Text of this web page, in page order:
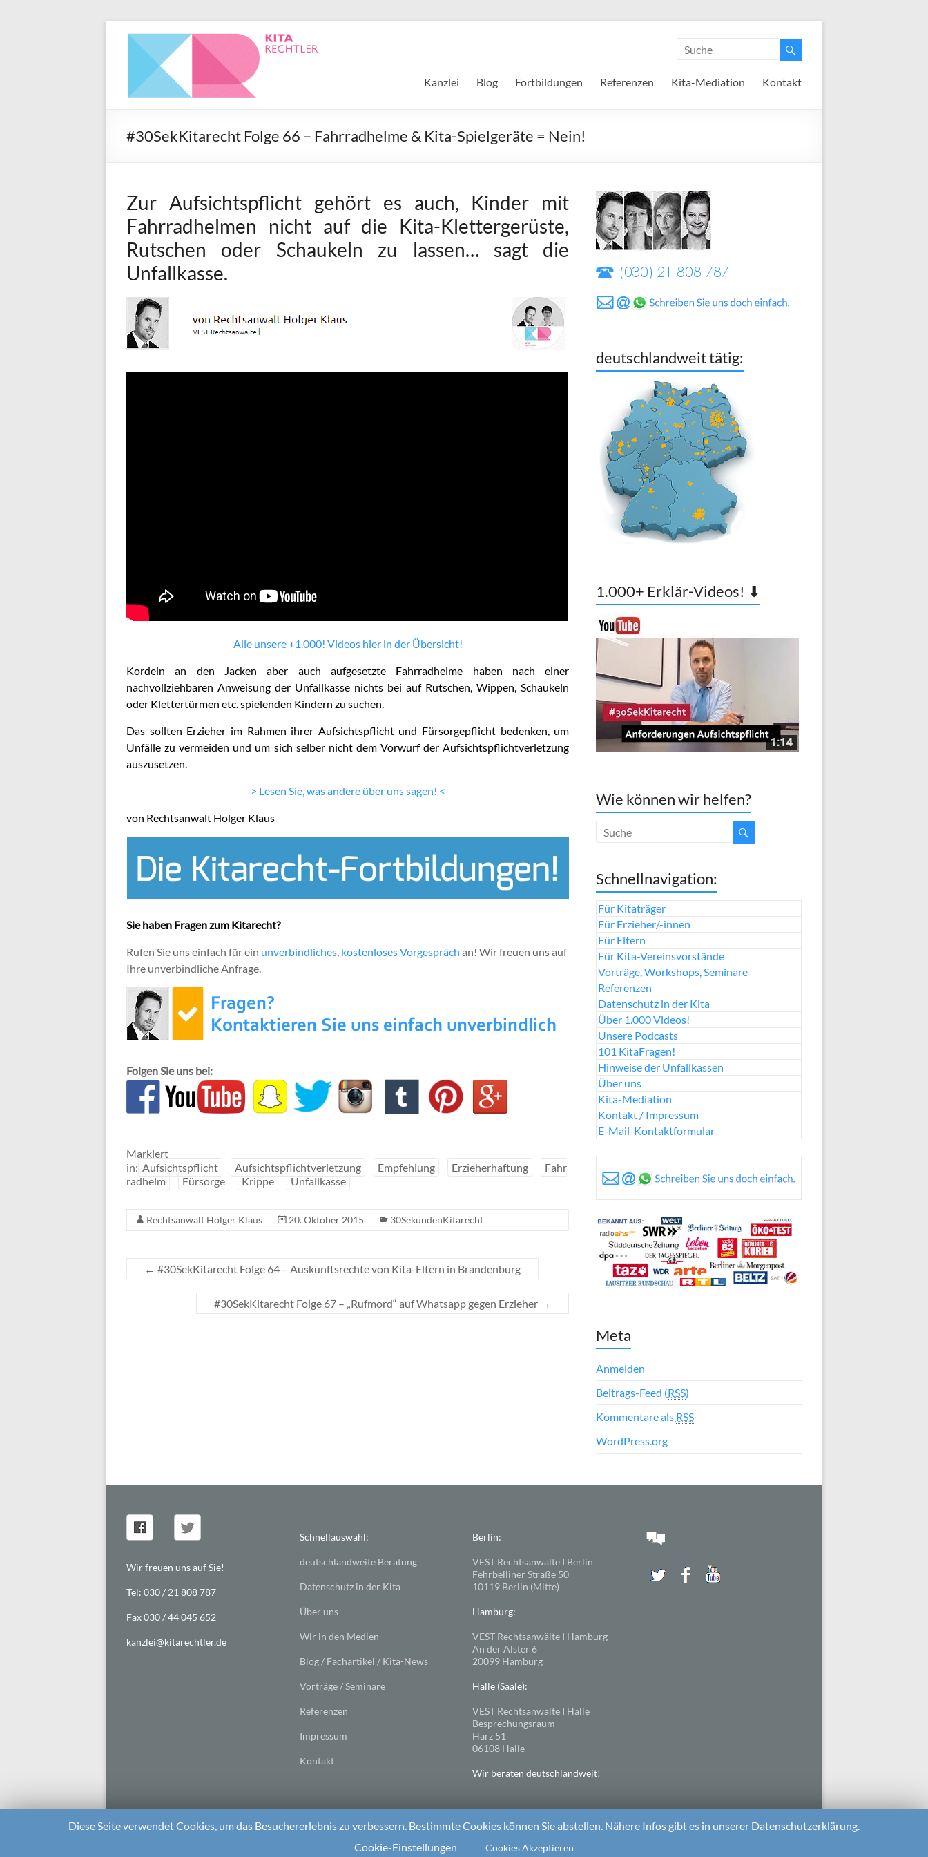
Kanzlei Blog Fortbildungen Referenzen Kita-Mediation Kontakt
#30SekKitarecht Folge 66 – Fahrradhelme & Kita-Spielgeräte = Nein!
Zur Aufsichtspflicht gehört es auch, Kinder mit
Fahrradhelmen nicht auf die Kita-Klettergerüste,
Rutschen oder Schaukeln zu lassen… sagt die
Unfallkasse.
Alle unsere +1.000! Videos hier in der Übersicht!
Kordeln an den Jacken aber auch aufgesetzte Fahrradhelme haben nach einer
nachvollziehbaren Anweisung der Unfallkasse nichts bei auf Rutschen, Wippen, Schaukeln
oder Klettertürmen etc. spielenden Kindern zu suchen.
Das sollten Erzieher im Rahmen ihrer Aufsichtspflicht und Fürsorgepflicht bedenken, um
Unfälle zu vermeiden und um sich selber nicht dem Vorwurf der Aufsichtspflichtverletzung
auszusetzen.
> Lesen Sie, was andere über uns sagen! <
von Rechtsanwalt Holger Klaus
Sie haben Fragen zum Kitarecht?
Rufen Sie uns einfach für ein unverbindliches, kostenloses Vorgespräch an! Wir freuen uns auf
Ihre unverbindliche Anfrage.
Folgen Sie uns bei:
Markiert
in: Aufsichtspflicht Aufsichtspflichtverletzung Empfehlung Erzieherhaftung
Fahr
radhelm
Fürsorge Krippe Unfallkasse
Rechtsanwalt Holger Klaus 20. Oktober 2015 30SekundenKitarecht
← #30SekKitarecht Folge 64 – Auskunftsrechte von Kita-Eltern in Brandenburg
#30SekKitarecht Folge 67 – „Rufmord“ auf Whatsapp gegen Erzieher →
deutschlandweit tätig:
1.000+ Erklär-Videos! ⬇
Wie können wir helfen?
Schnellnavigation:
Für Kitaträger
Für Erzieher/-innen
Für Eltern
Für Kita-Vereinsvorstände
Vorträge, Workshops, Seminare
Referenzen
Datenschutz in der Kita
Über 1.000 Videos!
Unsere Podcasts
101 KitaFragen!
Hinweise der Unfallkassen
Über uns
Kita-Mediation
Kontakt / Impressum
E-Mail-Kontaktformular
Meta
Anmelden
Beitrags-Feed (RSS)
Kommentare als RSS
WordPress.org
Wir freuen uns auf Sie!
Tel: 030 / 21 808 787
Fax 030 / 44 045 652
kanzlei@kitarechtler.de
Schnellauswahl:
deutschlandweite Beratung
Datenschutz in der Kita
Über uns
Wir in den Medien
Blog / Fachartikel / Kita-News
Vorträge / Seminare
Referenzen
Impressum
Kontakt
Berlin:
VEST Rechtsanwälte I Berlin
Fehrbelliner Straße 50
10119 Berlin (Mitte)
Hamburg:
VEST Rechtsanwälte I Hamburg
An der Alster 6
20099 Hamburg
Halle (Saale):
VEST Rechtsanwälte I Halle
Besprechungsraum
Harz 51
06108 Halle
Wir beraten deutschlandweit!
Diese Seite verwendet Cookies, um das Besuchererlebnis zu verbessern. Bestimmte Cookies können Sie abstellen. Nähere Infos gibt es in unserer Datenschutzerklärung.
Cookie-Einstellungen
Cookies Akzeptieren